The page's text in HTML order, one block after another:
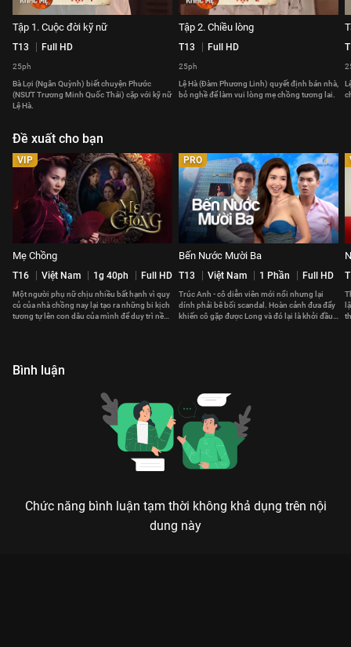
Tập 1. Cuộc đời kỹ nữ
T13 Full HD
25ph
Bà Lợi (Ngân Quỳnh) biết chuyện Phước
(NSƯT Trương Minh Quốc Thái) cặp với kỹ nữ
Lệ Hà.
Tập 2. Chiều lòng
T13 Full HD
25ph
Lệ Hà (Đàm Phương Linh) quyết định bán nhà,
bỏ nghề để làm vui lòng mẹ chồng tương lai.
Đề xuất cho bạn
VIP
Mẹ Chồng
T16 Việt Nam 1g 40ph Full HD
Một người phụ nữ chịu nhiều bất hạnh vì quy
củ của nhà chồng nay lại tạo ra những bi kịch
tương tự lên con dâu của mình để duy trì nền
PRO
Bến Nước Mười Ba
T13 Việt Nam 1 Phần Full HD
Trúc Anh - cô diễn viên mới nổi nhưng lại
dính phải bê bối scandal. Hoàn cảnh đưa đẩy
khiến cô gặp được Long và đó lại là khởi đầu
Bình luận
Chức năng bình luận tạm thời không khả dụng trên nội
dung này